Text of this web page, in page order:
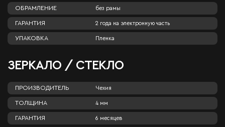
ОБРАМЛЕНИЕ без рамы
ГАРАНТИЯ 2 года на электронную часть
УПАКОВКА Пленка
ЗЕРКАЛО / СТЕКЛО
ПРОИЗВОДИТЕЛЬ Чехия
ТОЛЩИНА 4 мм
ГАРАНТИЯ 6 месяцев